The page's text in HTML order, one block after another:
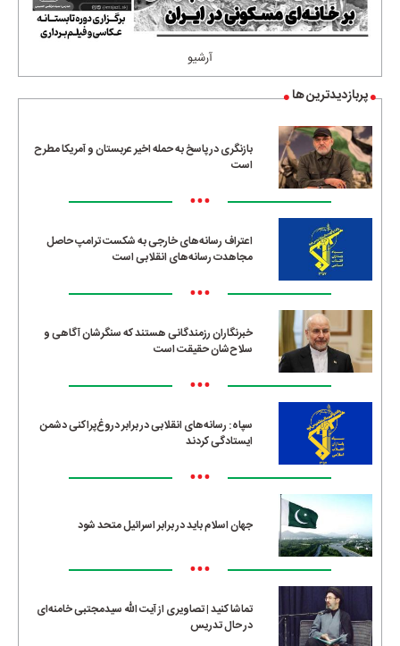
آرشیو
پربازدیدترین ها
بازنگری در پاسخ به حمله اخیر عربستان و آمریکا مطرح
است
•••
اعتراف رسانه‌های خارجی به شکست ترامپ حاصل
مجاهدت رسانه‌های انقلابی است
•••
خبرنگاران رزمندگانی هستند که سنگرشان آگاهی و
سلاح‌شان حقیقت است
•••
سپاه: رسانه‌های انقلابی در برابر دروغ‌پراکنی دشمن
ایستادگی کردند
•••
جهان اسلام باید در برابر اسرائیل متحد شود
•••
تماشا کنید | تصاویری از آیت الله سیدمجتبی خامنه‌ای
در حال تدریس